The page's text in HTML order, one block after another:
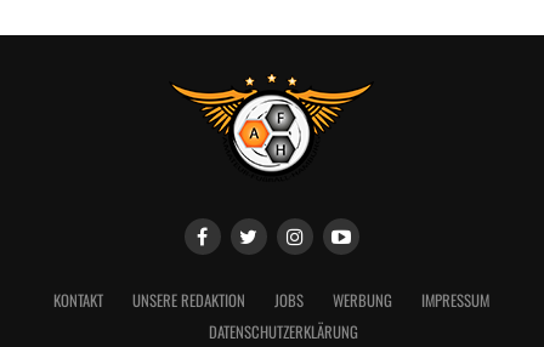
KONTAKT UNSERE REDAKTION JOBS WERBUNG
IMPRESSUM
DATENSCHUTZERKLÄRUNG